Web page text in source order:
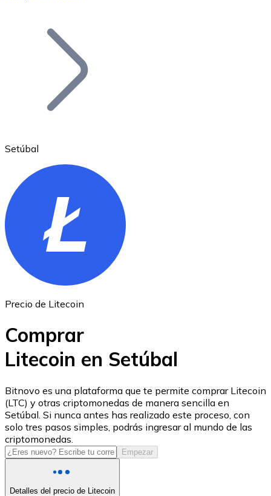
Bitcoin
Ethereum
ETH
USD Coin
USDC
Setúbal
Precio de Litecoin
Comprar
Litecoin en Setúbal
Bitnovo es una plataforma que te permite comprar Litecoin
(LTC) y otras criptomonedas de manera sencilla en
Setúbal. Si nunca antes has realizado este proceso, con
solo tres pasos simples, podrás ingresar al mundo de las
criptomonedas.
Empezar
Detalles del precio de Litecoin